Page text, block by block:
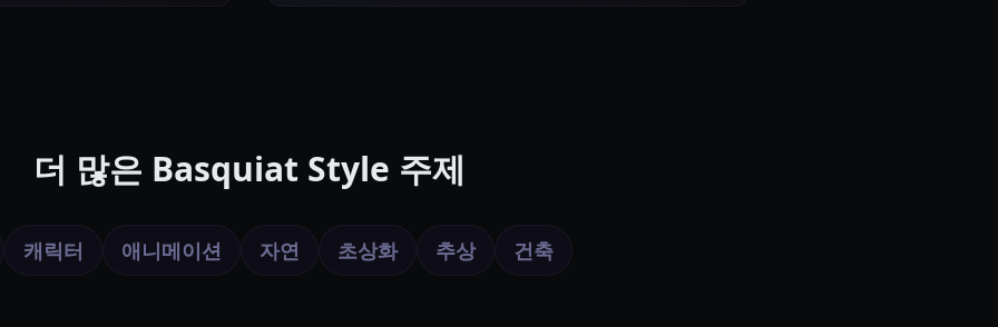
더 많은 Basquiat Style 주제
캐릭터 애니메이션 자연 초상화 추상 건축